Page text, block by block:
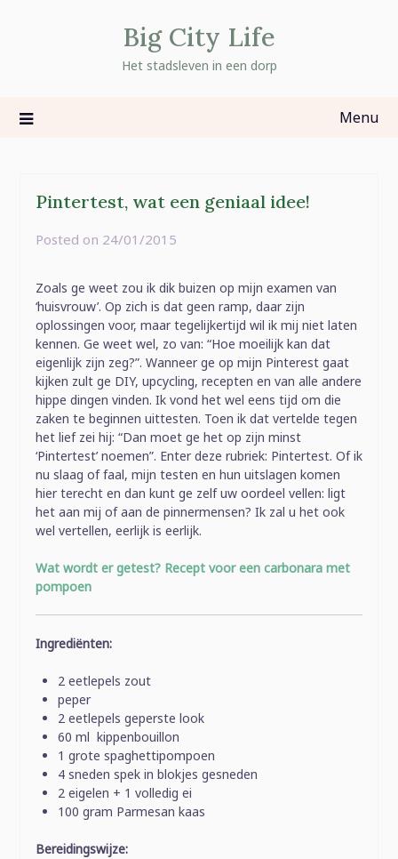
Big City Life
Het stadsleven in een dorp
Menu
Pintertest, wat een geniaal idee!
Posted on 24/01/2015
Zoals ge weet zou ik dik buizen op mijn examen van
‘huisvrouw’. Op zich is dat geen ramp, daar zijn
oplossingen voor, maar tegelijkertijd wil ik mij niet laten
kennen. Ge weet wel, zo van: “Hoe moeilijk kan dat
eigenlijk zijn zeg?”. Wanneer ge op mijn Pinterest gaat
kijken zult ge DIY, upcycling, recepten en van alle andere
hippe dingen vinden. Ik vond het wel eens tijd om die
zaken te beginnen uittesten. Toen ik dat vertelde tegen
het lief zei hij: “Dan moet ge het op zijn minst
‘Pintertest’ noemen”. Enter deze rubriek: Pintertest. Of ik
nu slaag of faal, mijn testen en hun uitslagen komen
hier terecht en dan kunt ge zelf uw oordeel vellen: ligt
het aan mij of aan de pinnermensen? Ik zal u het ook
wel vertellen, eerlijk is eerlijk.
Wat wordt er getest? Recept voor een carbonara met
pompoen
Ingrediënten:
2 eetlepels zout
peper
2 eetlepels geperste look
60 ml kippenbouillon
1 grote spaghettipompoen
4 sneden spek in blokjes gesneden
2 eigelen + 1 volledig ei
100 gram Parmesan kaas
Bereidingswijze: